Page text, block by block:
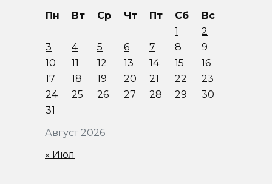
Август 2026
Пн Вт Ср Чт Пт Сб
Вс
1
2
3
4 5 6 7 8
9
10
11 12 13 14 15
16
17
18 19 20 21 22
23
24
25 26 27 28 29
30
31
« Июл